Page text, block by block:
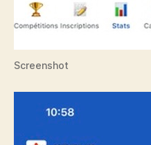
Screenshot